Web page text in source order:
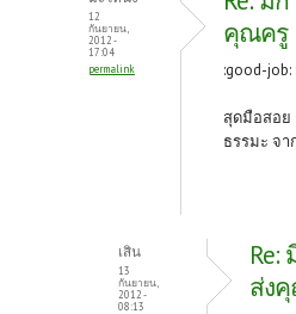
12
กันยายน,
2012 -
17:04
permalink
คุณครู
:good-job:
สุดมือสอย
ธรรมะ จา
เสิน
13
กันยายน,
2012 -
08:13
Re:
ส่ง